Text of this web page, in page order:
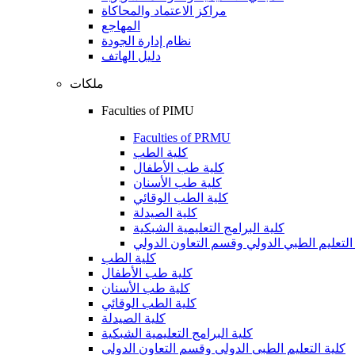
مراكز الاعتماد والمحاكاة
المهاجع
نظام إدارة الجودة
دليل الهاتف
ملكات
Faculties of PIMU
Faculties of PRMU
كلية الطب
كلية طب الأطفال
كلية طب الأسنان
كلية الطب الوقائي
كلية الصيدلة
كلية البرامج التعليمية الشبكية
التعليم الطبي الدولي وقسم التعاون الدولي
كلية الطب
كلية طب الأطفال
كلية طب الأسنان
كلية الطب الوقائي
كلية الصيدلة
كلية البرامج التعليمية الشبكية
كلية التعليم الطبي الدولي وقسم التعاون الدولي